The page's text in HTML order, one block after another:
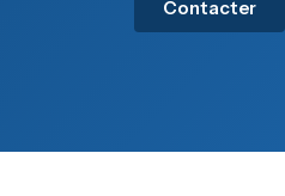
Contacter